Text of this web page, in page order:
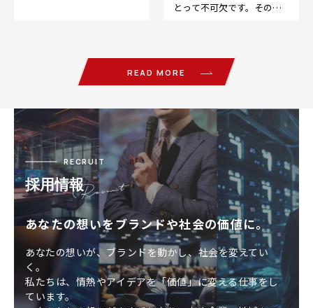
とって不可欠です。そのた
READ MORE
RECRUIT
採用情報
あなたの想いをブランドや社会の価値に。
あなたの想いが、ブランドを動かし、社会を変えてい
く。
私たちは、情熱やアイデアを「価値」に変える仕事をし
ています。